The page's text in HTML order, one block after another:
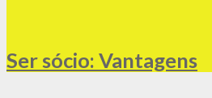
Ser sócio: Vantagens